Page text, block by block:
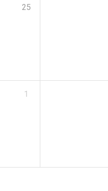
25
1